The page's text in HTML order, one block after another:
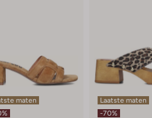
maten
Laatste maten
-70%